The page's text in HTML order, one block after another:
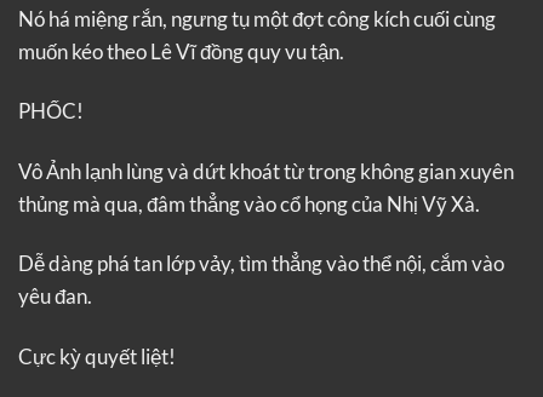
Nó há miệng rắn, ngưng tụ một đợt công kích cuối cùng
muốn kéo theo Lê Vĩ đồng quy vu tận.
PHỐC!
Vô Ảnh lạnh lùng và dứt khoát từ trong không gian xuyên
thủng mà qua, đâm thẳng vào cổ họng của Nhị Vỹ Xà.
Dễ dàng phá tan lớp vảy, tìm thẳng vào thể nội, cắm vào
yêu đan.
Cực kỳ quyết liệt!